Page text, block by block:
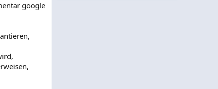
google